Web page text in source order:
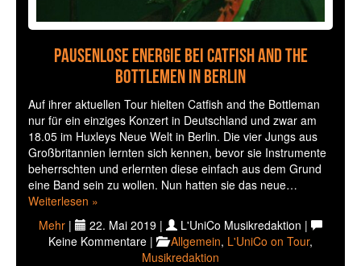
Pausenlose Energie bei Catfish and the
Bottlemen in Berlin
Auf ihrer aktuellen Tour hielten Catfish and the Bottleman
nur für ein einziges Konzert in Deutschland und zwar am
18.05 im Huxleys Neue Welt in Berlin. Die vier Jungs aus
Großbritannien lernten sich kennen, bevor sie Instrumente
beherrschten und erlernten diese einfach aus dem Grund
eine Band sein zu wollen. Nun hatten sie das neue…
Weiterlesen »
Mehr | 22. Mai 2019 |
L'UniCo Musikredaktion |
Keine Kommentare |
Allgemein, L'UniCo on Tour,
Musikredaktion